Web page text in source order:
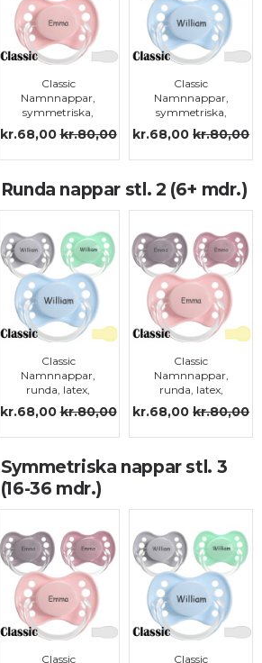
Classic
Namnnappar,
symmetriska,
silikon stl.2
kr.68,00 kr.80,00
Classic
Namnnappar,
symmetriska,
silikon stl.2
kr.68,00 kr.80,00
Runda nappar stl. 2 (6+ mdr.)
Classic
Namnnappar,
runda, latex,
stl.2
kr.68,00 kr.80,00
Classic
Namnnappar,
runda, latex,
stl.2
kr.68,00 kr.80,00
Symmetriska nappar stl. 3
(16-36 mdr.)
Classic
Classic